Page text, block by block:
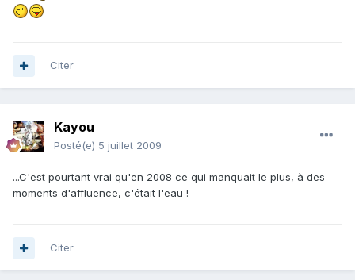
Citer
Kayou
Posté(e) 5 juillet 2009
...C'est pourtant vrai qu'en 2008 ce qui manquait le plus, à des
moments d'affluence, c'était l'eau !
Citer